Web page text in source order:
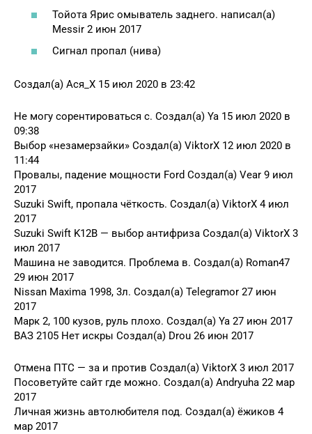
Тойота Ярис омыватель заднего. написал(а)
Messir 2 июн 2017
Сигнал пропал (нива)
Создал(а) Ася_X 15 июл 2020 в 23:42
Не могу сорентироваться с. Создал(а) Ya 15 июл 2020 в
09:38
Выбор «незамерзайки» Создал(а) ViktorX 12 июл 2020 в
11:44
Провалы, падение мощности Ford Создал(а) Vear 9 июл
2017
Suzuki Swift, пропала чёткость. Создал(а) ViktorX 4 июл
2017
Suzuki Swift K12B — выбор антифриза Создал(а) ViktorX 3
июл 2017
Машина не заводится. Проблема в. Создал(а) Roman47
29 июн 2017
Nissan Maxima 1998, 3л. Создал(а) Telegramor 27 июн
2017
Марк 2, 100 кузов, руль плохо. Создал(а) Ya 27 июн 2017
ВАЗ 2105 Нет искры Создал(а) Drou 26 июн 2017
Отмена ПТС — за и против Создал(а) ViktorX 3 июл 2017
Посоветуйте сайт где можно. Создал(а) Andryuha 22 мар
2017
Личная жизнь автолюбителя под. Создал(а) ёжиков 4
мар 2017